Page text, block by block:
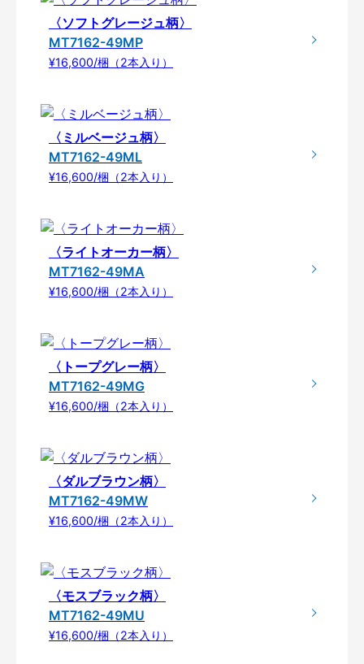
〈ソフトグレージュ柄〉
MT7162-49MP
¥16,600/梱（2本入り）
〈ミルベージュ柄〉
MT7162-49ML
¥16,600/梱（2本入り）
〈ライトオーカー柄〉
MT7162-49MA
¥16,600/梱（2本入り）
〈トープグレー柄〉
MT7162-49MG
¥16,600/梱（2本入り）
〈ダルブラウン柄〉
MT7162-49MW
¥16,600/梱（2本入り）
〈モスブラック柄〉
MT7162-49MU
¥16,600/梱（2本入り）